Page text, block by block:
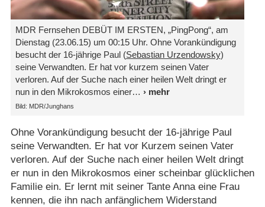
MDR Fernsehen DEBÜT IM ERSTEN, „PingPong“, am
Dienstag (23.06.15) um 00:15 Uhr. Ohne Vorankündigung
besucht der 16-jährige Paul (Sebastian Urzendowsky)
seine Verwandten. Er hat vor kurzem seinen Vater
verloren. Auf der Suche nach einer heilen Welt dringt er
nun in den Mikrokosmos einer
Bild: MDR/​Junghans
Ohne Vorankündigung besucht der 16-jährige Paul
seine Verwandten. Er hat vor Kurzem seinen Vater
verloren. Auf der Suche nach einer heilen Welt dringt
er nun in den Mikrokosmos einer scheinbar glücklichen
Familie ein. Er lernt mit seiner Tante Anna eine Frau
kennen, die ihn nach anfänglichem Widerstand